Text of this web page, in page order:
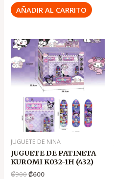
AÑADIR AL CARRITO
JUGUETE DE NINA
JUGUETE DE PATINETA
KUROMI K032-1H (432)
₡900
El
precio
original
era:
.
₡900
₡600
El
precio
actual
es:
.
₡600